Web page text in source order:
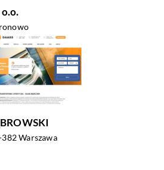
o.o.
Warszawa